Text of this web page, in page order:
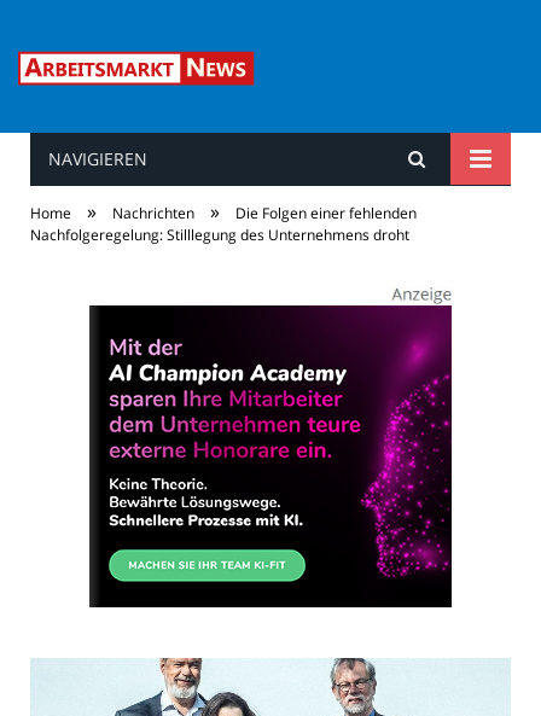
Arbeitsmarkt News
NAVIGIEREN
Home » Nachrichten »
Die Folgen einer fehlenden
Nachfolgeregelung: Stilllegung des Unternehmens droht